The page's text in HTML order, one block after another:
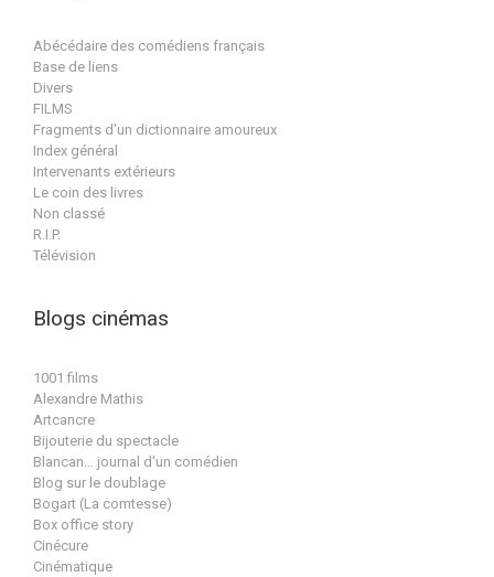
Abécédaire des comédiens français
Base de liens
Divers
FILMS
Fragments d'un dictionnaire amoureux
Index général
Intervenants extérieurs
Le coin des livres
Non classé
R.I.P.
Télévision
Blogs cinémas
1001 films
Alexandre Mathis
Artcancre
Bijouterie du spectacle
Blancan… journal d'un comédien
Blog sur le doublage
Bogart (La comtesse)
Box office story
Cinécure
Cinématique